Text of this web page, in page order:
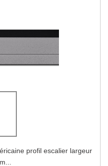
profil escalier largeur